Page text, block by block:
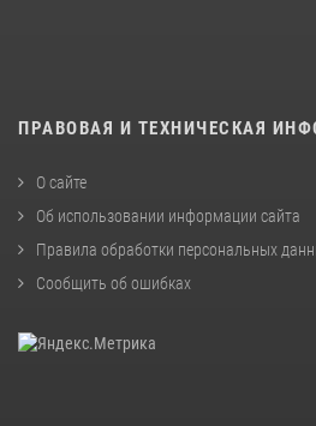
ПРАВОВАЯ И ТЕХНИЧЕСКАЯ
О сайте
Об использовании информации сайта
Правила обработки персональных
Сообщить об ошибках